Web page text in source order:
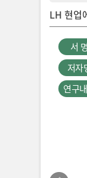
LH 현업
서 명
저자
연구
속 배관, 덜 파